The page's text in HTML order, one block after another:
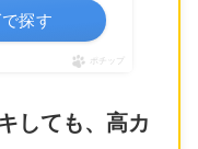
探す
ポチップ
しても、高カ